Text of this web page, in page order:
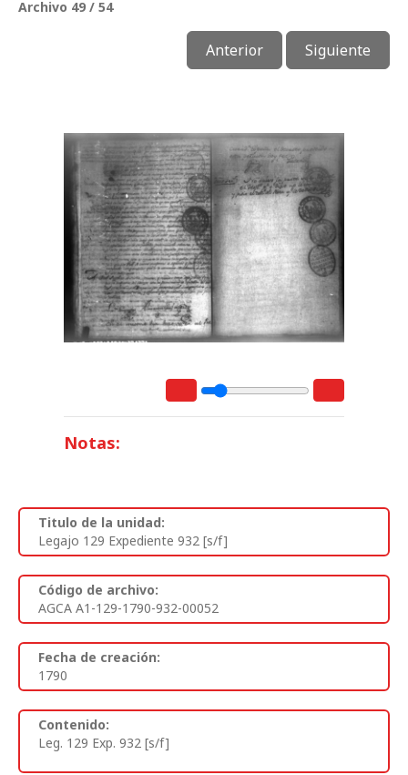
Archivo 49 / 54
Anterior Siguiente
Notas:
Titulo de la unidad:
Legajo 129 Expediente 932 [s/f]
Código de archivo:
AGCA A1-129-1790-932-00052
Fecha de creación:
1790
Contenido:
Leg. 129 Exp. 932 [s/f]